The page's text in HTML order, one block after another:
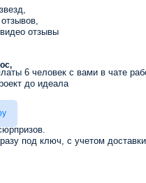
отзывы
6 человек с вами в чате
до идеала
под ключ, с учетом